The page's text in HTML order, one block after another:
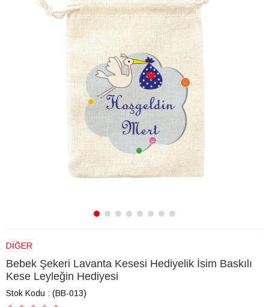
DİĞER
Bebek Şekeri Lavanta Kesesi Hediyelik İsim Baskılı
Kese Leyleğin Hediyesi
Stok Kodu (BB-013)